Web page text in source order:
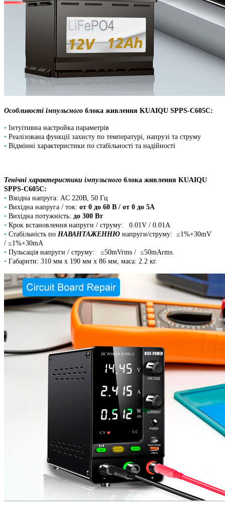
Особливості імпульсного блока живлення KUAIQU SPPS-C605С:
• Інтуітивна настройка параметрів
• Реалізована функції захисту по температурі, напрузі та струму
• Відмінні характеристики по стабільності та надійності
Тенічні характеристики імпульсного блока живлення KUAIQU
SPPS-C605С:
• Входна напруга: AC 220B, 50 Гц
• Вихідна напруга / ток: от 0 до 60 В / от 0 до 5A
• Вихідна потужність: до 300 Вт
• Крок встановлення напруги / струму: 0.01V / 0.01A
• Стабільність по НАВАНТАЖЕННЮ напруги/струму: ≤1%+30mV
/ ≤1%+30mA
• Пульсація напруги / струму: ≤50mVrms / ≤50mArms.
• Габарити: 310 мм х 190 мм х 86 мм, маса: 2.2 кг.